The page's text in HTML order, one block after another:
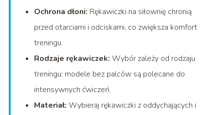
Ochrona dłoni: Rękawiczki na siłownię chronią
przed otarciami i odciskami, co zwiększa komfort
treningu.
Rodzaje rękawiczek: Wybór zależy od rodzaju
treningu; modele bez palców są polecane do
intensywnych ćwiczeń.
Materiał: Wybieraj rękawiczki z oddychających i